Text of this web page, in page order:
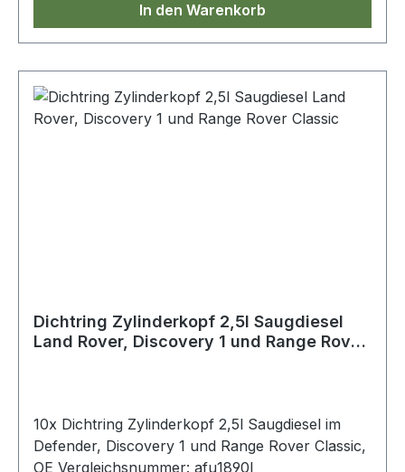
In den Warenkorb
Dichtring Zylinderkopf 2,5l Saugdiesel
Land Rover, Discovery 1 und Range Rover
10x Dichtring Zylinderkopf 2,5l Saugdiesel im
Defender, Discovery 1 und Range Rover Classic,
OE Vergleichsnummer: afu1890l